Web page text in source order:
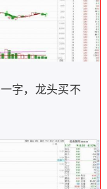
字，龙头买不